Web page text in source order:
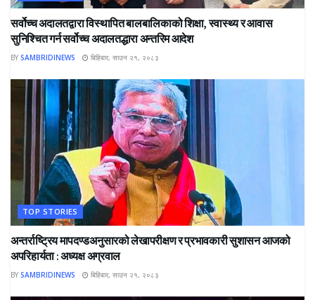
सर्वोच्च अदालतद्वारा विस्थापित बालबालिकाको शिक्षा, स्वास्थ्य र आवास
सुनिश्चित गर्न सर्वोच्च अदालतद्धारा अन्तरिम आदेश
BY SAMBRIDINEWS बिहिबार, साउन २१, २०८३
TOP STORIES
अन्तर्राष्ट्रिय मापदण्डअनुसारको लेखापरीक्षण र प्रभावकारी सुशासन आजको
अपरिहार्यता : अध्यक्ष अग्रवाल
BY SAMBRIDINEWS बिहिबार, साउन २१, २०८३